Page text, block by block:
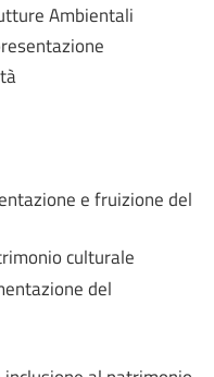
Ambientali
e fruizione del
culturale
del